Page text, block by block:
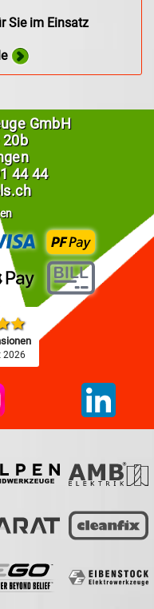
Sie im Einsatz
GmbH
20b
44 44
2026